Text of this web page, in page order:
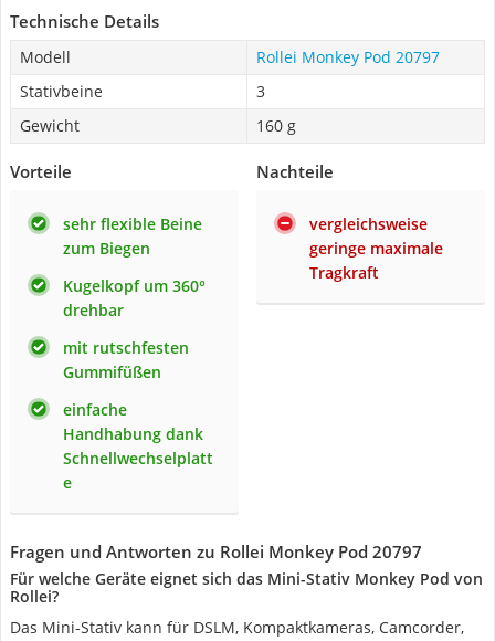
Technische Details
Modell
Rollei Monkey Pod ‎20797
Stativbeine
3
Gewicht
160 g
Vorteile
sehr flexible Beine
zum Biegen
Kugelkopf um 360°
drehbar
mit rutschfesten
Gummifüßen
einfache
Handhabung dank
Schnellwechselplatt
e
Nachteile
vergleichsweise
geringe maximale
Tragkraft
Fragen und Antworten zu Rollei Monkey Pod ‎20797
Für welche Geräte eignet sich das Mini-Stativ Monkey Pod von
Rollei?
Das Mini-Stativ kann für DSLM, Kompaktkameras, Camcorder,